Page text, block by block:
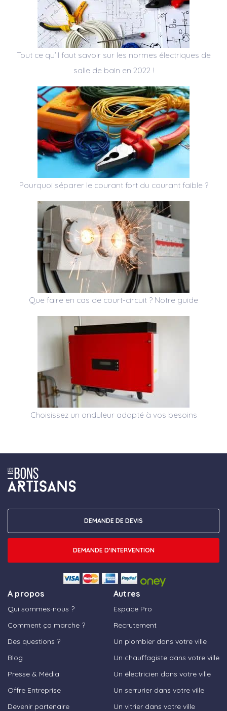
Tout ce qu’il faut savoir sur les normes électriques de
salle de bain en 2022 !
Pourquoi séparer le courant fort du courant faible ?
Que faire en cas de court-circuit ? Notre guide
Choisissez un onduleur adapté à vos besoins
A propos
Qui sommes-nous ?
Comment ça marche ?
Des questions ?
Blog
Presse & Média
Offre Entreprise
Devenir partenaire
Autres
Espace Pro
Recrutement
Un plombier dans votre ville
Un chauffagiste dans votre ville
Un électricien dans votre ville
Un serrurier dans votre ville
Un vitrier dans votre ville
DEMANDE DE DEVIS
DEMANDE D'INTERVENTION